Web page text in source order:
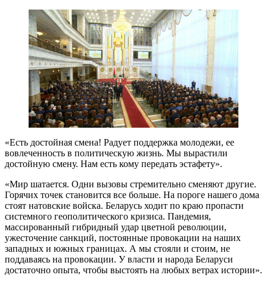
«Есть достойная смена! Радует поддержка молодежи, ее
вовлеченность в политическую жизнь. Мы вырастили
достойную смену. Нам есть кому передать эстафету».
«Мир шатается. Одни вызовы стремительно сменяют другие.
Горячих точек становится все больше. На пороге нашего дома
стоят натовские войска. Беларусь ходит по краю пропасти
системного геополитического кризиса. Пандемия,
массированный гибридный удар цветной революции,
ужесточение санкций, постоянные провокации на наших
западных и южных границах. А мы стояли и стоим, не
поддаваясь на провокации. У власти и народа Беларуси
достаточно опыта, чтобы выстоять на любых ветрах истории».